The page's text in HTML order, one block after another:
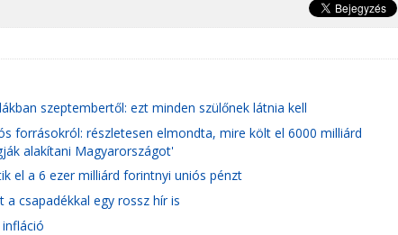
szeptembertől: ezt minden szülőnek látnia kell
forrásokról: részletesen elmondta, mire költ el 6000 milliárd
alakítani Magyarországot'
el a 6 ezer milliárd forintnyi uniós pénzt
csapadékkal egy rossz hír is